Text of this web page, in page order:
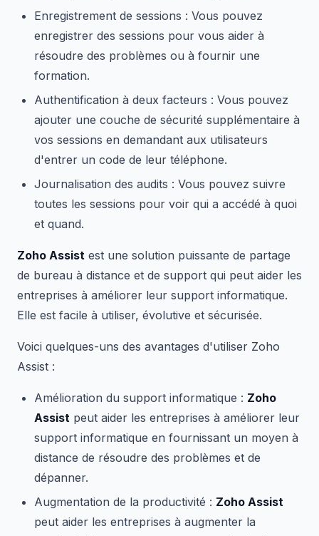
Enregistrement de sessions : Vous pouvez
enregistrer des sessions pour vous aider à
résoudre des problèmes ou à fournir une
formation.
Authentification à deux facteurs : Vous pouvez
ajouter une couche de sécurité supplémentaire à
vos sessions en demandant aux utilisateurs
d'entrer un code de leur téléphone.
Journalisation des audits : Vous pouvez suivre
toutes les sessions pour voir qui a accédé à quoi
et quand.
Zoho Assist est une solution puissante de partage
de bureau à distance et de support qui peut aider les
entreprises à améliorer leur support informatique.
Elle est facile à utiliser, évolutive et sécurisée.
Voici quelques-uns des avantages d'utiliser Zoho
Assist :
Amélioration du support informatique : Zoho
Assist peut aider les entreprises à améliorer leur
support informatique en fournissant un moyen à
distance de résoudre des problèmes et de
dépanner.
Augmentation de la productivité : Zoho Assist
peut aider les entreprises à augmenter la